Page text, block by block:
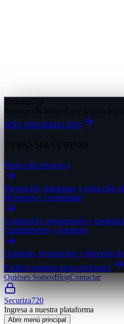
Securiza720
Suscripción integral que unifica la
MÁS INFORMACIÓN
OTRAS SOLUCIONES
Protección proactiva
Prevención, hardening y reducción
Respuesta y continuidad
Contención, recuperación y
Cumplimiento y estrategia
Gobierno, priorización y dirección
Explora nuestras otras soluciones
Quiénes SomosBlogContactar
Securiza720
Ingresa a nuestra plataforma
Abrir menú principal